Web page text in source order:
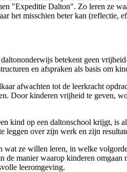
"Expeditie Dalton". Zo leren ze
het misschien beter kan
betekent geen
en afspraken als basis om
afwachten tot de leerkracht
Door kinderen vrijheid te
kind op een daltonschool krijgt,
leggen over zijn werk en zijn
wat ze willen leren, in welke
manier waarop kinderen
leeromgeving.